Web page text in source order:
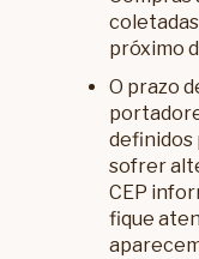
próximo
O prazo
definidos
sofrer
CEP
fique